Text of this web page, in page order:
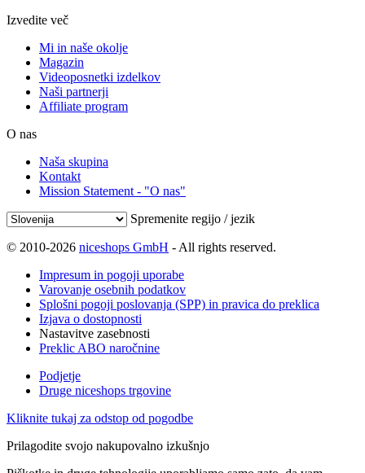
Izvedite več
Mi in naše okolje
Magazin
Videoposnetki izdelkov
Naši partnerji
Affiliate program
O nas
Naša skupina
Kontakt
Mission Statement - "O nas"
Spremenite regijo / jezik
© 2010-2026 niceshops GmbH - All rights reserved.
Impresum in pogoji uporabe
Varovanje osebnih podatkov
Splošni pogoji poslovanja (SPP) in pravica do preklica
Izjava o dostopnosti
Nastavitve zasebnosti
Preklic ABO naročnine
Podjetje
Druge niceshops trgovine
Kliknite tukaj za odstop od pogodbe
Prilagodite svojo nakupovalno izkušnjo